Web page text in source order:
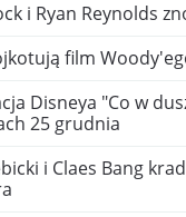
i Ryan Reynolds
film
Disneya "Co w
25 grudnia
i Claes Bang